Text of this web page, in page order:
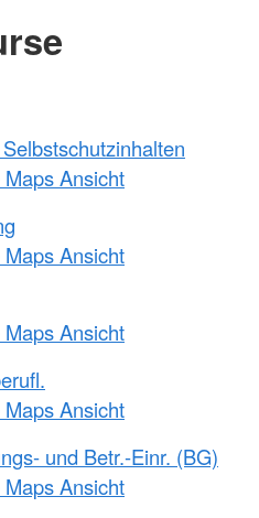
Ansicht
Ansicht
Ansicht
Ansicht
und Betr.-Einr. (BG)
Ansicht